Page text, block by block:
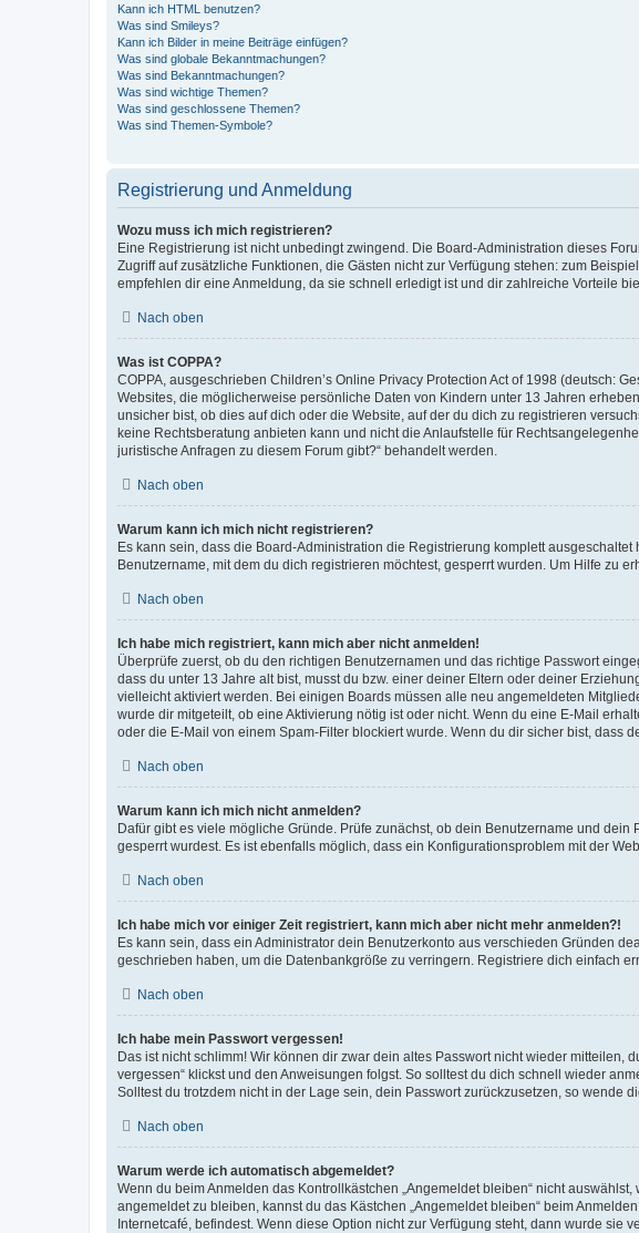
Kann ich HTML benutzen?
Was sind Smileys?
Kann ich Bilder in meine Beiträge einfügen?
Was sind globale Bekanntmachungen?
Was sind Bekanntmachungen?
Was sind wichtige Themen?
Was sind geschlossene Themen?
Was sind Themen-Symbole?
Registrierung und Anmeldung
Wozu muss ich mich registrieren?
Eine Registrierung ist nicht unbedingt zwingend. Die Board-Administration dieses
Zugriff auf zusätzliche Funktionen, die Gästen nicht zur Verfügung stehen: zum
empfehlen dir eine Anmeldung, da sie schnell erledigt ist und dir zahlreiche Vorteile
Nach oben
Was ist COPPA?
COPPA, ausgeschrieben Children’s Online Privacy Protection Act of 1998 (deutsch:
Websites, die möglicherweise persönliche Daten von Kindern unter 13 Jahren
unsicher bist, ob dies auf dich oder die Website, auf der du dich zu registrieren
keine Rechtsberatung anbieten kann und nicht die Anlaufstelle für
juristische Anfragen zu diesem Forum gibt?“ behandelt werden.
Nach oben
Warum kann ich mich nicht registrieren?
Es kann sein, dass die Board-Administration die Registrierung komplett
Benutzername, mit dem du dich registrieren möchtest, gesperrt wurden. Um Hilfe zu
Nach oben
Ich habe mich registriert, kann mich aber nicht anmelden!
Überprüfe zuerst, ob du den richtigen Benutzernamen und das richtige Passwort
dass du unter 13 Jahre alt bist, musst du bzw. einer deiner Eltern oder deiner
vielleicht aktiviert werden. Bei einigen Boards müssen alle neu angemeldeten
wurde dir mitgeteilt, ob eine Aktivierung nötig ist oder nicht. Wenn du eine E-Mail
oder die E-Mail von einem Spam-Filter blockiert wurde. Wenn du dir sicher bist, dass
Nach oben
Warum kann ich mich nicht anmelden?
Dafür gibt es viele mögliche Gründe. Prüfe zunächst, ob dein Benutzername und
gesperrt wurdest. Es ist ebenfalls möglich, dass ein Konfigurationsproblem mit der
Nach oben
Ich habe mich vor einiger Zeit registriert, kann mich aber nicht mehr anmelden?!
Es kann sein, dass ein Administrator dein Benutzerkonto aus verschieden Gründen
geschrieben haben, um die Datenbankgröße zu verringern. Registriere dich einfach
Nach oben
Ich habe mein Passwort vergessen!
Das ist nicht schlimm! Wir können dir zwar dein altes Passwort nicht wieder mitteilen,
vergessen“ klickst und den Anweisungen folgst. So solltest du dich schnell wieder
Solltest du trotzdem nicht in der Lage sein, dein Passwort zurückzusetzen, so wende
Nach oben
Warum werde ich automatisch abgemeldet?
Wenn du beim Anmelden das Kontrollkästchen „Angemeldet bleiben“ nicht
angemeldet zu bleiben, kannst du das Kästchen „Angemeldet bleiben“ beim
Internetcafé, befindest. Wenn diese Option nicht zur Verfügung steht, dann wurde sie